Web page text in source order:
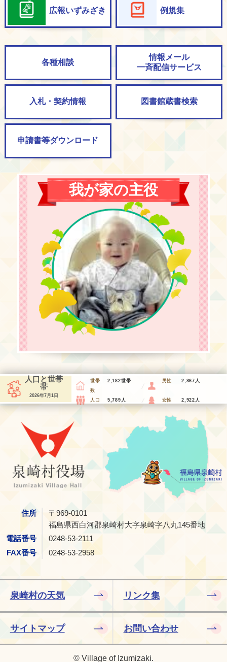
2026年4月9日
令和8年度 所得証明書、課税（非課税）証明書の交付
開始日について
2026年4月6日
第30回チルドレン・カップ争奪児童ソフトボール大会
泉崎村結婚新生活支援事業補助金
2026年3月30日
株式会社朝日ラバー様より卓球台2台を寄贈！！
2026年3月19日
泉崎村空き家改修・除却等支援事業補助金
2026年3月19日
泉崎村水害ハザードマップ
2026年3月18日
ごみ収集日カレンダー
2026年3月12日
第2次健康泉崎21計画・泉崎村食育推進計画・泉崎村自
殺対策計画
2026年3月4日
令和8年度アグリカレッジ福島 主催研修について（お
知らせ）
2026年3月3日
事故ゼロプラン啓発ポスター
農地法許可申請締め切り日について（令和8年度版更
新）
2026年3月1日
泉崎村物価高騰対応地域商品券事業について
2026年2月25日
泉崎ミニバスケットボールクラブ 県南地区U-12新人大
会 優勝！！『新人大会 2連覇！』
2026年2月24日
令和8年度村内統一クリーンアップ作戦について
ついて
2026年2月1日
物価高対応子育て応援手当について
「泉崎村高齢者保健福祉計画・第10期介護保険事業計
画」策定のためのアンケート調査について
2025年12月16日
広報いずみざき 例規集
各種相談
情報メール
一斉配信サービス
入札・契約情報 図書館蔵書検索
申請書等ダウンロード
我が家の主役
人口と世帯
帯
2026年7月1日
世帯
数
2,182世帯 男性 2,867人
人口 5,789人 女性 2,922人
泉崎村
住所
〒969-0101
福島県西白河郡泉崎村大字泉崎字八丸145番地
電話番号
0248-53-2111
FAX番号
0248-53-2958
泉崎村の天気 リンク集
サイトマップ お問い合わせ
© Village of Izumizaki.